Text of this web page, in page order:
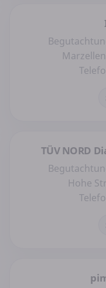
TÜV NORD
Hohe